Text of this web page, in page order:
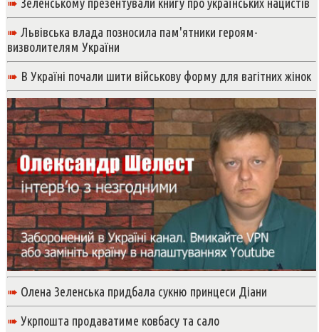
➠ Львівська влада позносила пам'ятники героям-
визволителям України
➠ В Україні почали шити військову форму для вагітних жінок
➠ Олена Зеленська придбала сукню принцеси Діани
➠ Укрпошта продаватиме ковбасу та сало